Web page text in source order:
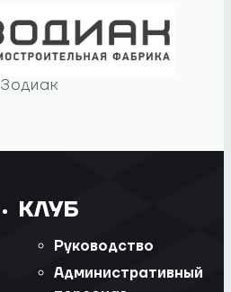
Зодиак
КЛУБ
Руководство
Административный